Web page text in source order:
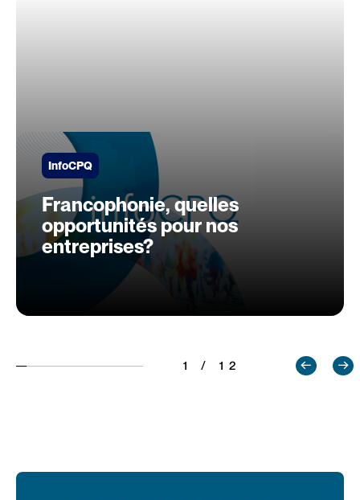
InfoCPQ
Francophonie, quelles
opportunités pour nos
entreprises?
1 / 12